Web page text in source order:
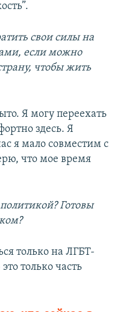
свои силы на
если можно
чтобы жить
Я могу переехать
здесь. Я
я мало совместим с
что мое время
Готовы
только на ЛГБТ-
только часть